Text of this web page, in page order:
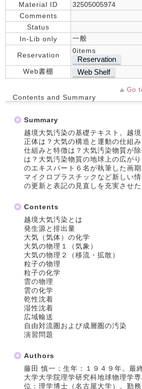
Material ID
32505005974
Comments
Status
In-Lib only
一般
Reservation
0items
Reservation
Web書棚 Web Shelf
Go
Contents and Summary
Summary
越境大気汚染の基礎テキスト。越
正体は？大気の構造と運動の仕組
仕組みと特徴は？大気汚染物質が
は？大気汚染物質の地球上の広が
のエキスパート６名が執筆した画期
マイクロプラスチックなど新しい
の更新と表記の見直しを充実させた
Contents
越境大気汚染とは
発生源と排出量
大気（気体）の化学
大気の物理１（気象）
大気の物理２（移流・拡散）
粒子の物理
粒子の化学
雲の物理
雲の化学
乾性沈着
湿性沈着
広域輸送
自由対流圏および成層圏の汚染
演習問題
Authors
藤田 慎一：生年：１９４９年。最
大学大学院理学研究科地球物理学
位：理学博士（名古屋大学）。勤